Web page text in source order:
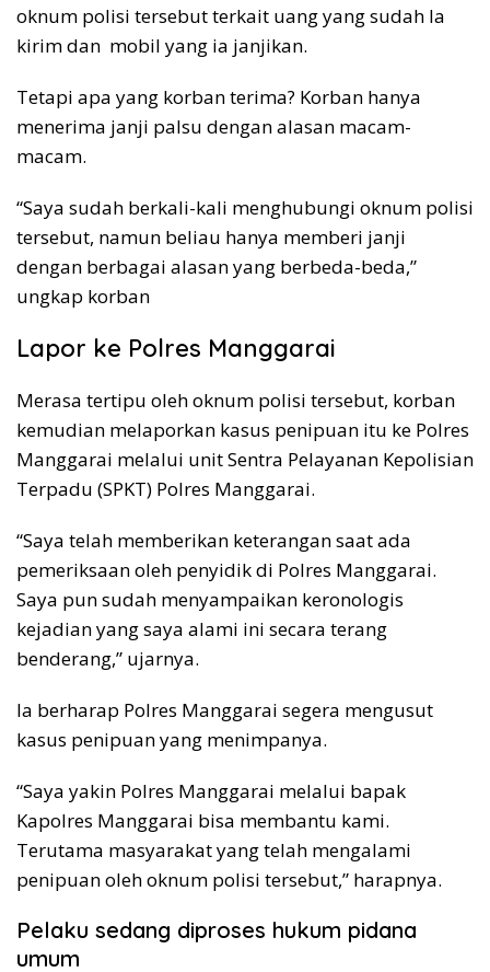
oknum polisi tersebut terkait uang yang sudah Ia
kirim dan mobil yang ia janjikan.
Tetapi apa yang korban terima? Korban hanya
menerima janji palsu dengan alasan macam-
macam.
“Saya sudah berkali-kali menghubungi oknum polisi
tersebut, namun beliau hanya memberi janji
dengan berbagai alasan yang berbeda-beda,”
ungkap korban
Lapor ke Polres Manggarai
Merasa tertipu oleh oknum polisi tersebut, korban
kemudian melaporkan kasus penipuan itu ke Polres
Manggarai melalui unit Sentra Pelayanan Kepolisian
Terpadu (SPKT) Polres Manggarai.
“Saya telah memberikan keterangan saat ada
pemeriksaan oleh penyidik di Polres Manggarai.
Saya pun sudah menyampaikan keronologis
kejadian yang saya alami ini secara terang
benderang,” ujarnya.
Ia berharap Polres Manggarai segera mengusut
kasus penipuan yang menimpanya.
“Saya yakin Polres Manggarai melalui bapak
Kapolres Manggarai bisa membantu kami.
Terutama masyarakat yang telah mengalami
penipuan oleh oknum polisi tersebut,” harapnya.
Pelaku sedang diproses hukum pidana
umum